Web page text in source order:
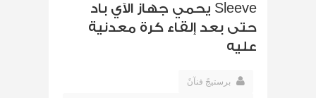
Sleeve يحمي جهاز الآي باد
حتى بعد إلقاء كرة معدنية
عليه
برستيجً فنآنً